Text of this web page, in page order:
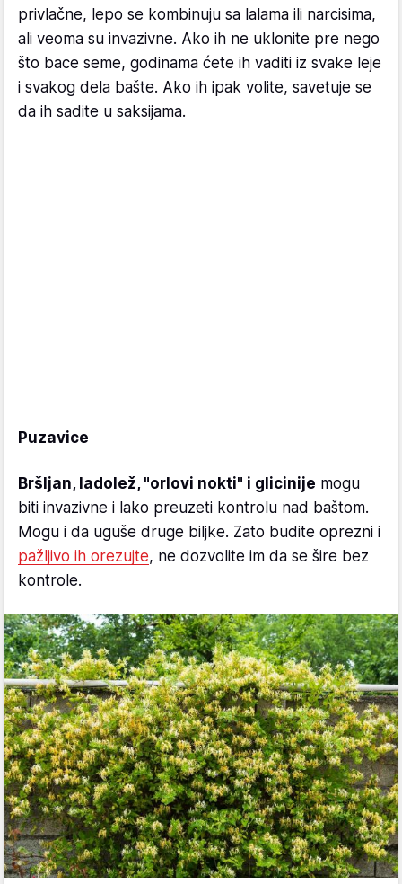
privlačne, lepo se kombinuju sa lalama ili narcisima,
ali veoma su invazivne. Ako ih ne uklonite pre nego
što bace seme, godinama ćete ih vaditi iz svake leje
i svakog dela bašte. Ako ih ipak volite, savetuje se
da ih sadite u saksijama.
Puzavice
Bršljan, ladolež, "orlovi nokti" i glicinije mogu
biti invazivne i lako preuzeti kontrolu nad baštom.
Mogu i da uguše druge biljke. Zato budite oprezni i
pažljivo ih orezujte, ne dozvolite im da se šire bez
kontrole.